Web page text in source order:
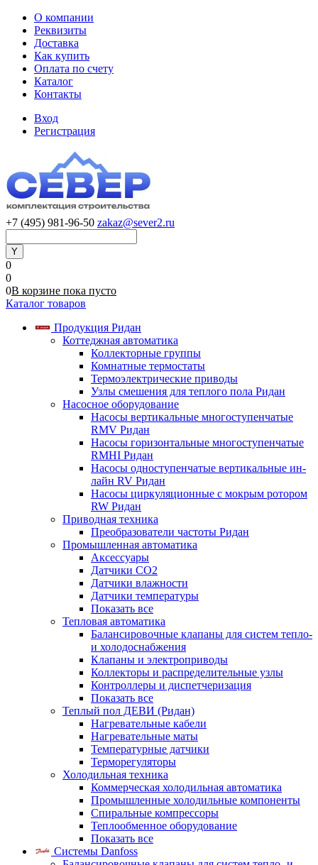
О компании
Реквизиты
Доставка
Как купить
Оплата по счету
Каталог
Контакты
Вход
Регистрация
+7 (495) 981-96-50 zakaz@sever2.ru
0
0
0В корзине пока пусто
Каталог товаров
Продукция Ридан
Коттеджная автоматика
Коллекторные группы
Комнатные термостаты
Термоэлектрические приводы
Узлы смешения для теплого пола Ридан
Насосное оборудование
Насосы вертикальные многоступенчатые
RMV Ридан
Насосы горизонтальные многоступенчатые
RMHI Ридан
Насосы одноступенчатые вертикальные ин-
лайн RV Ридан
Насосы циркуляционные с мокрым ротором
RW Ридан
Приводная техника
Преобразователи частоты Ридан
Промышленная автоматика
Аксессуары
Датчики CO2
Датчики влажности
Датчики температуры
Показать все
Тепловая автоматика
Балансировочные клапаны для систем тепло-
и холодоснабжения
Клапаны и электроприводы
Коллекторы и распределительные узлы
Контроллеры и диспетчеризация
Показать все
Теплый пол ДЕВИ (Ридан)
Нагревательные кабели
Нагревательные маты
Температурные датчики
Терморегуляторы
Холодильная техника
Коммерческая холодильная автоматика
Промышленные холодильные компоненты
Спиральные компрессоры
Теплообменное оборудование
Показать все
Системы Danfoss